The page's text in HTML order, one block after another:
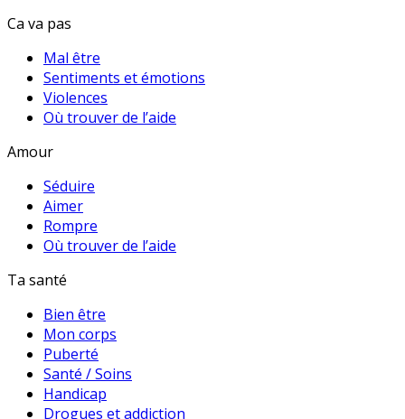
Ca va pas
Mal être
Sentiments et émotions
Violences
Où trouver de l’aide
Amour
Séduire
Aimer
Rompre
Où trouver de l’aide
Ta santé
Bien être
Mon corps
Puberté
Santé / Soins
Handicap
Drogues et addiction